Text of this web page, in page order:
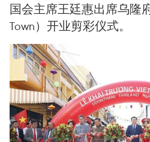
国会主席王廷惠出席乌隆
Town）开业剪彩仪式。